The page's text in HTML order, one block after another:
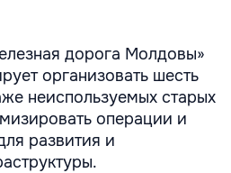
дорога Молдовы»
организовать шесть
неиспользуемых старых
операции и
развития и